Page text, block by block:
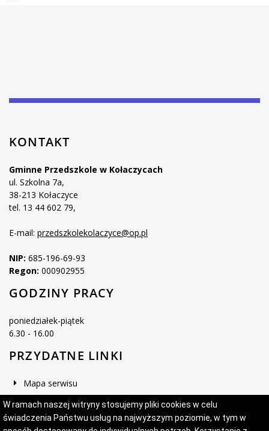
W ramach naszej witryny stosujemy pliki cookies w celu
świadczenia Państwu usług na najwyższym poziomie, w tym w
KONTAKT
Gminne Przedszkole w Kołaczycach
ul. Szkolna 7a,
38-213 Kołaczyce
tel. 13 44 602 79,
E-mail: przedszkolekolaczyce@op.pl
NIP: 685-196-69-93
Regon: 000902955
GODZINY PRACY
poniedziałek-piątek
6.30 - 16.00
PRZYDATNE LINKI
Mapa serwisu
Deklaracja dostępności